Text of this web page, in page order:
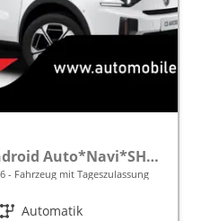
MAX Hybrid 145 6AT Android Auto*Navi*SHZ*Kamera*Totwinkel*Keyless*17"*Klimaauto
Fahrzeug mit Tageszulassung
Getriebe Automatik